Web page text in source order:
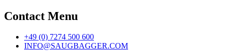
Contact Menu
+49 (0) 7274 500 600
INFO@SAUGBAGGER.COM